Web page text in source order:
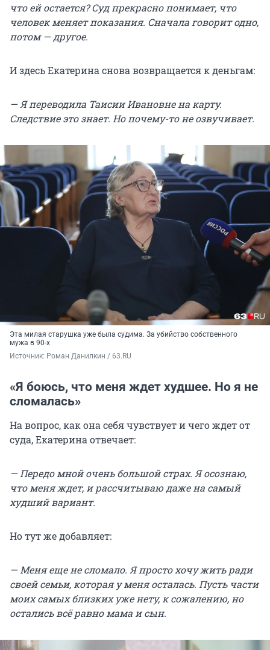
что ей остается? Суд прекрасно понимает, что
человек меняет показания. Сначала говорит одно,
потом — другое.
И здесь Екатерина снова возвращается к деньгам:
— Я переводила Таисии Ивановне на карту.
Следствие это знает. Но почему-то не озвучивает.
Эта милая старушка уже была судима. За убийство собственного
мужа в 90-х
Источник: Роман Данилкин / 63.RU
«Я боюсь, что меня ждет худшее. Но я не
сломалась»
На вопрос, как она себя чувствует и чего ждет от
суда, Екатерина отвечает:
— Передо мной очень большой страх. Я осознаю,
что меня ждет, и рассчитываю даже на самый
худший вариант.
Но тут же добавляет:
— Меня еще не сломало. Я просто хочу жить ради
своей семьи, которая у меня осталась. Пусть части
моих самых близких уже нету, к сожалению, но
остались всё равно мама и сын.